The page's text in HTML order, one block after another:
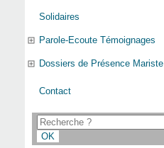
Solidaires
Parole-Ecoute Témoignages
Dossiers de Présence Mariste
Contact